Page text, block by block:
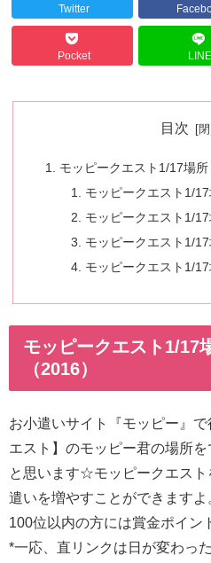
Twitter
Pocket LINE
目次
モッピークエスト1/17場所
モッピークエスト1/17
モッピークエスト1/
モッピークエスト1/17
モッピークエスト1/
モッピークエスト1/17
（2016）
お小遣いサイト『モッピー』
エスト】のモッピー君の場所
と思います☆モッピークエス
遣いを増やすことができます
100位以内の方には賞金ポイン
*一応、直リンクは日が変わっ